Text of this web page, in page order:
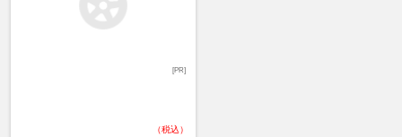
[PR]
（税込）